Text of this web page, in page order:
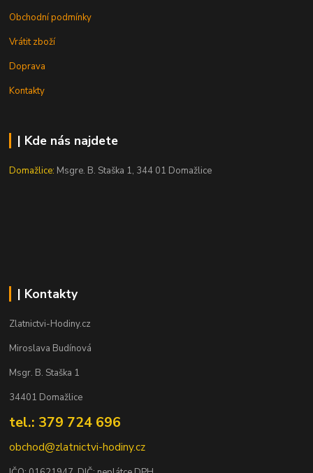
Obchodní podmínky
Vrátit zboží
Doprava
Kontakty
| Kde nás najdete
Domažlice: Msgre. B. Staška 1, 344 01 Domažlice
| Kontakty
Zlatnictvi-Hodiny.cz
Miroslava Budínová
Msgr. B. Staška 1
34401 Domažlice
tel.: 379 724 696
obchod@zlatnictvi-hodiny.cz